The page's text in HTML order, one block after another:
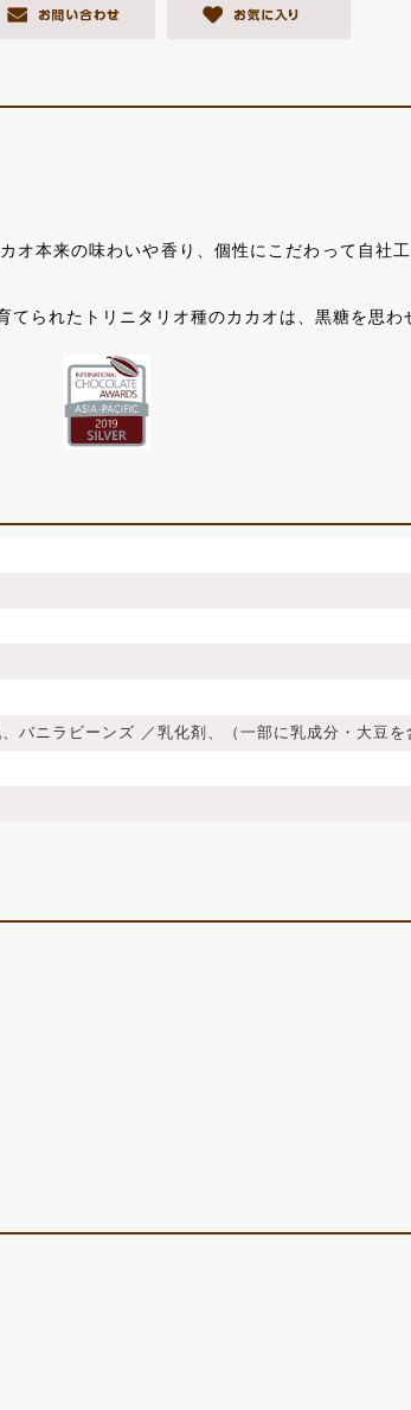
本来の味わいや香り、個性にこだわって自社
られたトリニタリオ種のカカオは、黒糖を思
バニラビーンズ ／乳化剤、（一部に乳成分・大豆を